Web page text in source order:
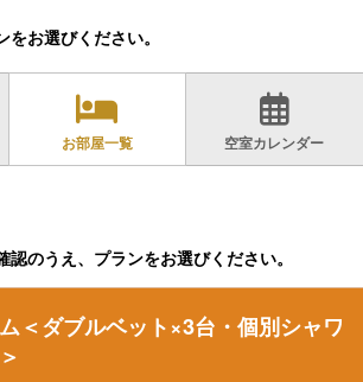
お選びください。
お部屋一覧 空室カレンダー
認のうえ、プランをお選びください。
＜ダブルベット×3台・個別シャワ